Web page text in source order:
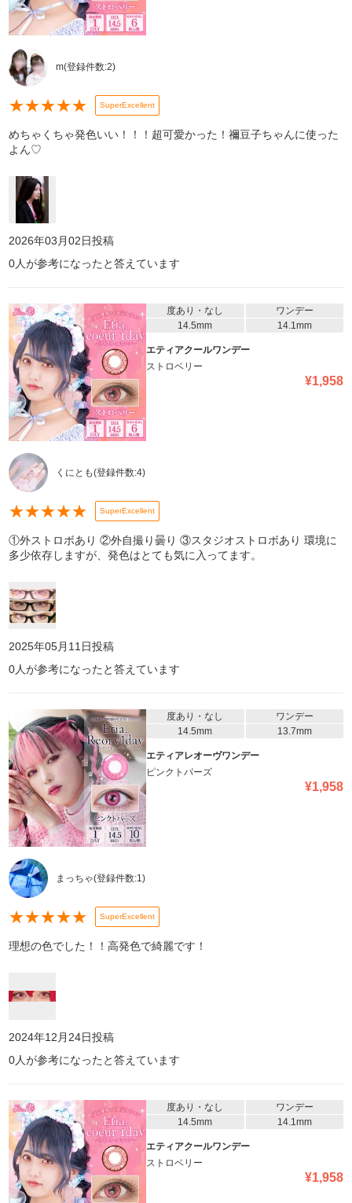
m(登録件数:2)
★★★★★ SuperExcellent
めちゃくちゃ発色いい！！！超可愛かった！禰豆子ちゃんに使った
よん♡
2026年03月02日投稿
0人が参考になったと答えています
度あり・なし
ワンデー
14.5mm
14.1mm
エティアクールワンデー
ストロベリー
¥1,958
くにとも(登録件数:4)
★★★★★ SuperExcellent
①外ストロボあり ②外自撮り曇り ③スタジオストロボあり 環境に
多少依存しますが、発色はとても気に入ってます。
2025年05月11日投稿
0人が参考になったと答えています
度あり・なし
ワンデー
14.5mm
13.7mm
エティアレオーヴワンデー
ピンクトパーズ
¥1,958
まっちゃ(登録件数:1)
★★★★★ SuperExcellent
理想の色でした！！高発色で綺麗です！
2024年12月24日投稿
0人が参考になったと答えています
度あり・なし
ワンデー
14.5mm
14.1mm
エティアクールワンデー
ストロベリー
¥1,958